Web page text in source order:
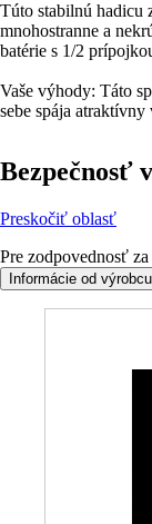
Túto stabilnú hadicu
mnohostranne a
batérie s 1/2
Vaše výhody: Táto
sebe spája
Bezpečnosť
Preskočiť oblasť
Pre zodpovednosť
Informácie od výrobcu